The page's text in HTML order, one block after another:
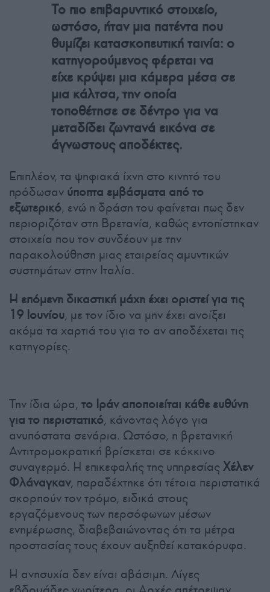
Το πιο επιβαρυντικό στοιχείο,
ωστόσο, ήταν μια πατέντα που
θυμίζει κατασκοπευτική ταινία: ο
κατηγορούμενος φέρεται να
είχε κρύψει μια κάμερα μέσα σε
μια κάλτσα, την οποία
τοποθέτησε σε δέντρο για να
μεταδίδει ζωντανά εικόνα σε
άγνωστους αποδέκτες.
Επιπλέον, τα ψηφιακά ίχνη στο κινητό του
πρόδωσαν ύποπτα εμβάσματα από το
εξωτερικό, ενώ η δράση του φαίνεται πως δεν
περιοριζόταν στη Βρετανία, καθώς εντοπίστηκαν
στοιχεία που τον συνδέουν με την
παρακολούθηση μιας εταιρείας αμυντικών
συστημάτων στην Ιταλία.
Η επόμενη δικαστική μάχη έχει οριστεί για τις
19 Ιουνίου, με τον ίδιο να μην έχει ανοίξει
ακόμα τα χαρτιά του για το αν αποδέχεται τις
κατηγορίες.
Την ίδια ώρα, το Ιράν αποποιείται κάθε ευθύνη
για το περιστατικό, κάνοντας λόγο για
ανυπόστατα σενάρια. Ωστόσο, η βρετανική
Αντιτρομοκρατική βρίσκεται σε κόκκινο
συναγερμό. Η επικεφαλής της υπηρεσίας Χέλεν
Φλάναγκαν, παραδέχτηκε ότι τέτοια περιστατικά
σκορπούν τον τρόμο, ειδικά στους
εργαζόμενους των περσόφωνων μέσων
ενημέρωσης, διαβεβαιώνοντας ότι τα μέτρα
προστασίας τους έχουν αυξηθεί κατακόρυφα.
Η ανησυχία δεν είναι αβάσιμη. Λίγες